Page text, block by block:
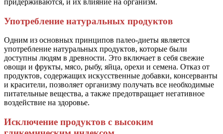
Употребление натуральных продуктов
Одним из основных принципов палео-диеты является
употребление натуральных продуктов, которые были
доступны людям в древности. Это включает в себя свежие
овощи и фрукты, мясо, рыбу, яйца, орехи и семена. Отказ от
продуктов, содержащих искусственные добавки, консерванты
и красители, позволяет организму получать все необходимые
питательные вещества, а также предотвращает негативное
воздействие на здоровье.
Исключение продуктов с высоким